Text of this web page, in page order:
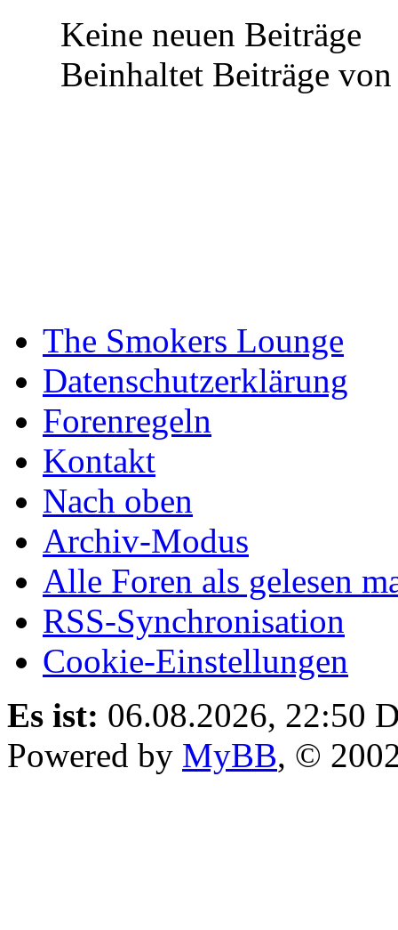
Keine neuen Beiträge
Beinhaltet Beiträge
The Smokers Lounge
Datenschutzerklärung
Forenregeln
Kontakt
Nach oben
Archiv-Modus
Alle Foren als gelesen
RSS-Synchronisation
Cookie-Einstellungen
Es ist: 06.08.2026, 22:50
Powered by MyBB, ©